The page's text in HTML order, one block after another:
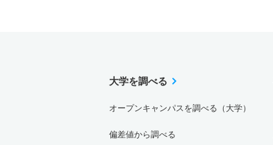
大学を調べる
オープンキャンパスを調べる（大学）
偏差値から調べる